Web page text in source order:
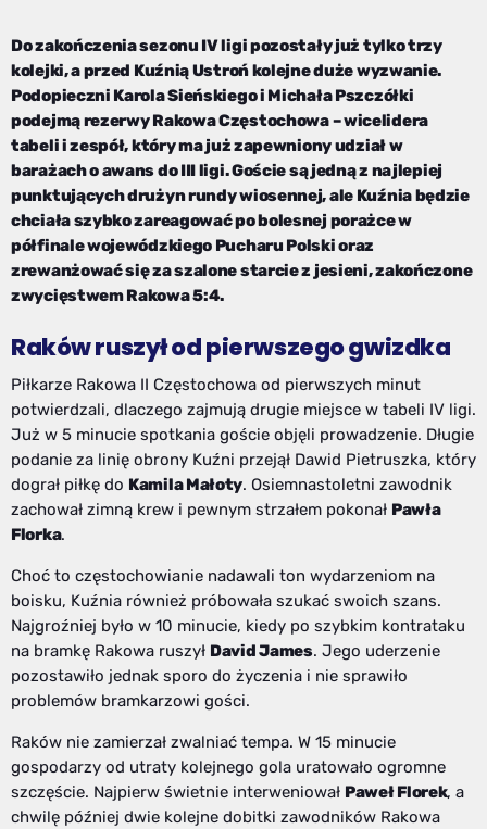
Do zakończenia sezonu IV ligi pozostały już tylko trzy
kolejki, a przed Kuźnią Ustroń kolejne duże wyzwanie.
Podopieczni Karola Sieńskiego i Michała Pszczółki
podejmą rezerwy Rakowa Częstochowa – wicelidera
tabeli i zespół, który ma już zapewniony udział w
barażach o awans do III ligi. Goście są jedną z najlepiej
punktujących drużyn rundy wiosennej, ale Kuźnia będzie
chciała szybko zareagować po bolesnej porażce w
półfinale wojewódzkiego Pucharu Polski oraz
zrewanżować się za szalone starcie z jesieni, zakończone
zwycięstwem Rakowa 5:4.
Raków ruszył od pierwszego gwizdka
Piłkarze Rakowa II Częstochowa od pierwszych minut
potwierdzali, dlaczego zajmują drugie miejsce w tabeli IV ligi.
Już w 5 minucie spotkania goście objęli prowadzenie. Długie
podanie za linię obrony Kuźni przejął Dawid Pietruszka, który
dograł piłkę do Kamila Małoty. Osiemnastoletni zawodnik
zachował zimną krew i pewnym strzałem pokonał Pawła
Florka.
Choć to częstochowianie nadawali ton wydarzeniom na
boisku, Kuźnia również próbowała szukać swoich szans.
Najgroźniej było w 10 minucie, kiedy po szybkim kontrataku
na bramkę Rakowa ruszył David James. Jego uderzenie
pozostawiło jednak sporo do życzenia i nie sprawiło
problemów bramkarzowi gości.
Raków nie zamierzał zwalniać tempa. W 15 minucie
gospodarzy od utraty kolejnego gola uratowało ogromne
szczęście. Najpierw świetnie interweniował Paweł Florek, a
chwilę później dwie kolejne dobitki zawodników Rakowa